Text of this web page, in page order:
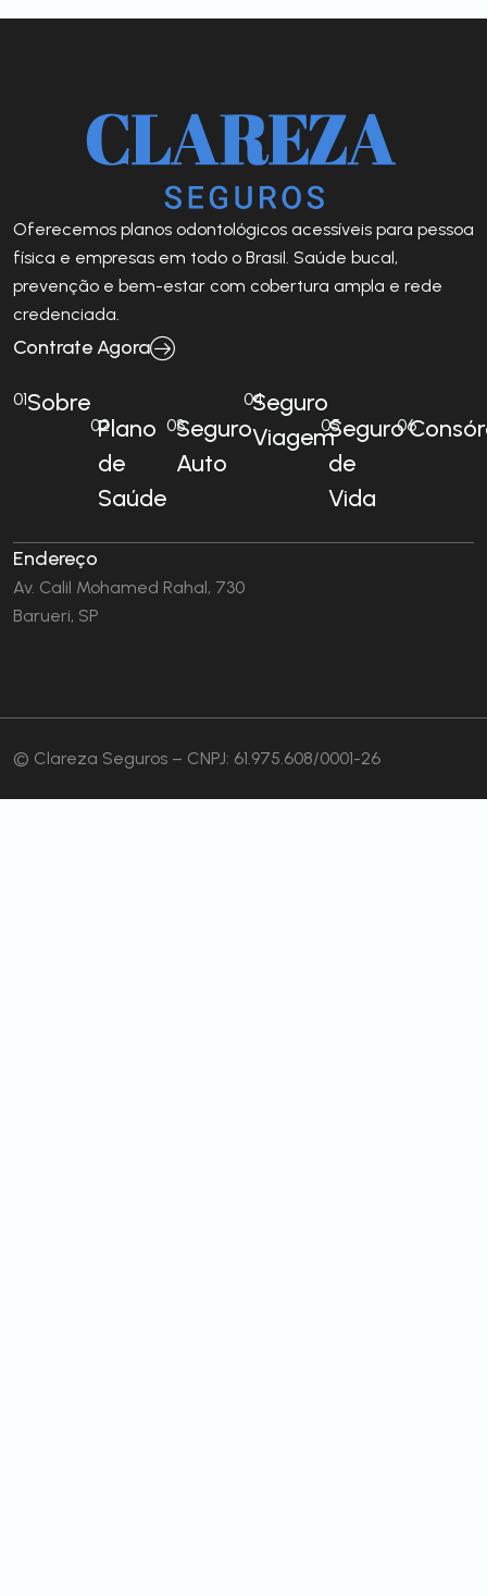
Oferecemos planos odontológicos acessíveis para pessoa
física e empresas em todo o Brasil. Saúde bucal,
prevenção e bem-estar com cobertura ampla e rede
credenciada.
Contrate Agora
01Sobre
02Plano
de
Saúde
03Seguro
Auto
04Seguro
Viagem
05Seguro
de
Vida
06
Endereço
Av. Calil Mohamed Rahal, 730
Barueri, SP
© Clareza Seguros – CNPJ: 61.975.608/0001-26